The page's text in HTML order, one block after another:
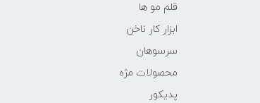
قلم مو ها
ابزار کار ناخن
سرسوهان
محصولات مژه
پدیکور